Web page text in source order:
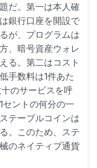
だ。第一は本人確
銀行口座を開設で
が、プログラムは
、暗号資産ウォレ
る。第二はコスト
手数料は1件あた
のサービスを呼
セントの何分の一
テーブルコインは
。このため、ステ
のネイティブ通貨